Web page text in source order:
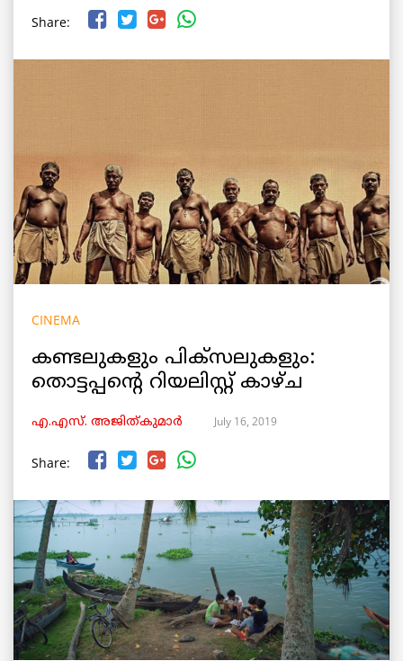
Share:
CINEMA
കണ്ടലുകളും പിക്സലുകളും:
തൊട്ടപ്പന്റെ റിയലിസ്റ്റ് കാഴ്ച
എ.എസ്. അജിത്കുമാര്‍ July 16, 2019
Share: